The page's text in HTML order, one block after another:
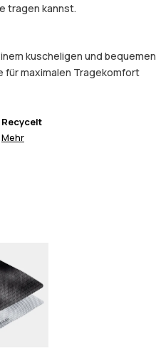
tragen kannst.
kuscheligen und bequemen
maximalen Tragekomfort
Recycelt
Mehr